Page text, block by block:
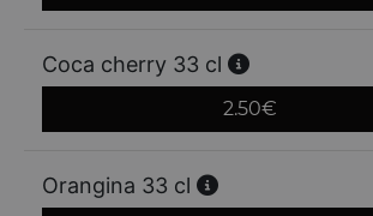
Coca cherry 33 cl
2.50€
Orangina 33 cl